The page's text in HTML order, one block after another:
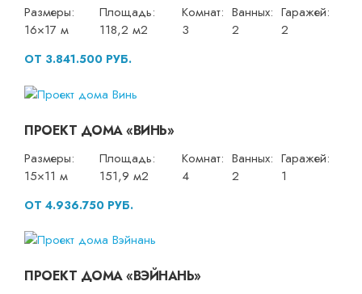
Размеры:
16×17 м
Площадь:
118,2 м2
Комнат:
3
Ванных:
2
Гаражей:
2
ОТ 3.841.500 РУБ.
ПРОЕКТ ДОМА «ВИНЬ»
Размеры:
15×11 м
Площадь:
151,9 м2
Комнат:
4
Ванных:
2
Гаражей:
1
ОТ 4.936.750 РУБ.
ПРОЕКТ ДОМА «ВЭЙНАНЬ»